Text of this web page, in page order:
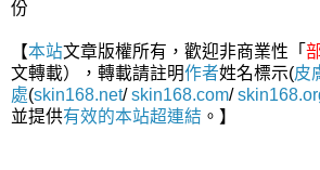
份
【本站文章版權所有，歡迎非商業性「
文轉載），轉載請註明作者姓名標示(皮
處(skin168.net/skin168.com/
並提供有效的本站超連結 。】